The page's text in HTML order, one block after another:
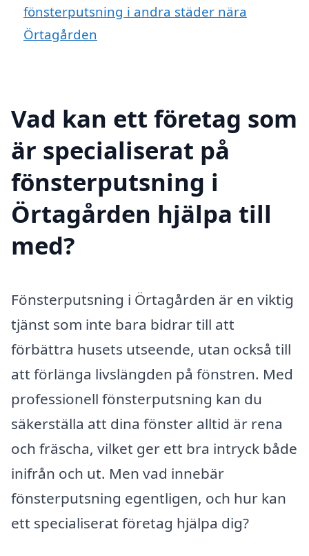
fönsterputsning i andra städer nära
Örtagården
Vad kan ett företag som
är specialiserat på
fönsterputsning i
Örtagården hjälpa till
med?
Fönsterputsning i Örtagården är en viktig
tjänst som inte bara bidrar till att
förbättra husets utseende, utan också till
att förlänga livslängden på fönstren. Med
professionell fönsterputsning kan du
säkerställa att dina fönster alltid är rena
och fräscha, vilket ger ett bra intryck både
inifrån och ut. Men vad innebär
fönsterputsning egentligen, och hur kan
ett specialiserat företag hjälpa dig?